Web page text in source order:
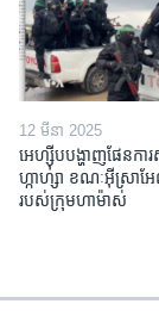
12 មីនា 2025
អេហ្ស៊ីប​បង្ហាញ​ផែនកា
ហ្កាហ្សា ខណៈ​អ៊ីស្រាអ
របស់​ក្រុម​ហាម៉ាស់